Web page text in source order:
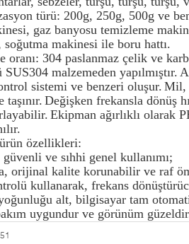
türü: 200g, 250g, 500g ve
gaz banyosu temizleme
makinesi ile boru hattı.
oranı: 304 paslanmaz çelik ve
malzemeden yapılmıştır.
sistemi ve benzeri oluşur. Mil,
Değişken frekansla dönüş
Ekipman ağırlıklı olarak
özellikleri:
ve sıhhi genel kullanımı;
orijinal kalite korunabilir ve raf
kullanarak, frekans
alt, bilgisayar tam
uygundur ve görünüm